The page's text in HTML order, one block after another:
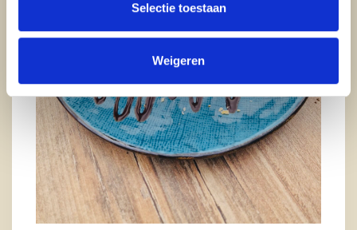
Selectie toestaan
Weigeren